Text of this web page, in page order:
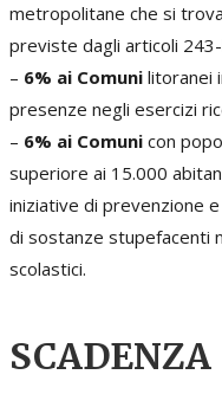
metropolitane che si
previste dagli articoli
– 6% ai Comuni litoranei
presenze negli esercizi
– 6% ai Comuni con
superiore ai 15.000
iniziative di prevenzione
di sostanze stupefacenti
scolastici.
SCADENZA